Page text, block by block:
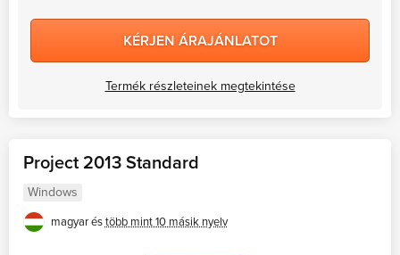
KÉRJEN ÁRAJÁNLATOT
Termék részleteinek megtekintése
Project 2013 Standard
Windows
magyar éstöbb mint 10 másik nyelv